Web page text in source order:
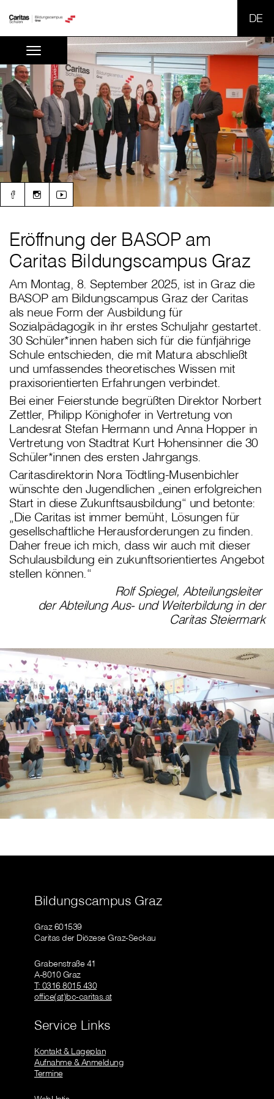
Eröffnung der BASOP am
Caritas Bildungscampus Graz
Am Montag, 8. September 2025, ist in Graz die
BASOP am Bildungscampus Graz der Caritas
als neue Form der Ausbildung für
Sozialpädagogik in ihr erstes Schuljahr gestartet.
30 Schüler*innen haben sich für die fünfjährige
Schule entschieden, die mit Matura abschließt
und umfassendes theoretisches Wissen mit
praxisorientierten Erfahrungen verbindet.
Bei einer Feierstunde begrüßten Direktor Norbert
Zettler, Philipp Könighofer in Vertretung von
Landesrat Stefan Hermann und Anna Hopper in
Vertretung von Stadtrat Kurt Hohensinner die 30
Schüler*innen des ersten Jahrgangs.
Caritasdirektorin Nora Tödtling-Musenbichler
wünschte den Jugendlichen „einen erfolgreichen
Start in diese Zukunftsausbildung“ und betonte:
„Die Caritas ist immer bemüht, Lösungen für
gesellschaftliche Herausforderungen zu finden.
Daher freue ich mich, dass wir auch mit dieser
Schulausbildung ein zukunftsorientiertes Angebot
stellen können.“
Rolf Spiegel, Abteilungsleiter
der Abteilung Aus- und Weiterbildung in der
Caritas Steiermark
Bildungscampus Graz
Graz 601539
Caritas der Diözese Graz-Seckau
Grabenstraße 41
A-8010 Graz
T: 0316 8015 430
office(at)bc-caritas.at
Service Links
Kontakt & Lageplan
Aufnahme & Anmeldung
Termine